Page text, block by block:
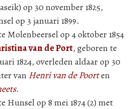
op 30 november 1825,
op 3 januari 1899.
Molenbeersel op 4 oktober 1854
van de Port, geboren te
1824, overleden aldaar op 30
van Henri van de Poorten
.
Hunsel op 8 mei 1874 (2) met